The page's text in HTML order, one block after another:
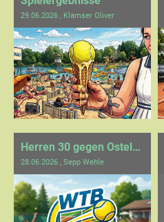
29.06.2026 , Klamser Oliver
Herren 30 gegen Ostelsheim
28.06.2026 , Sepp Wehle